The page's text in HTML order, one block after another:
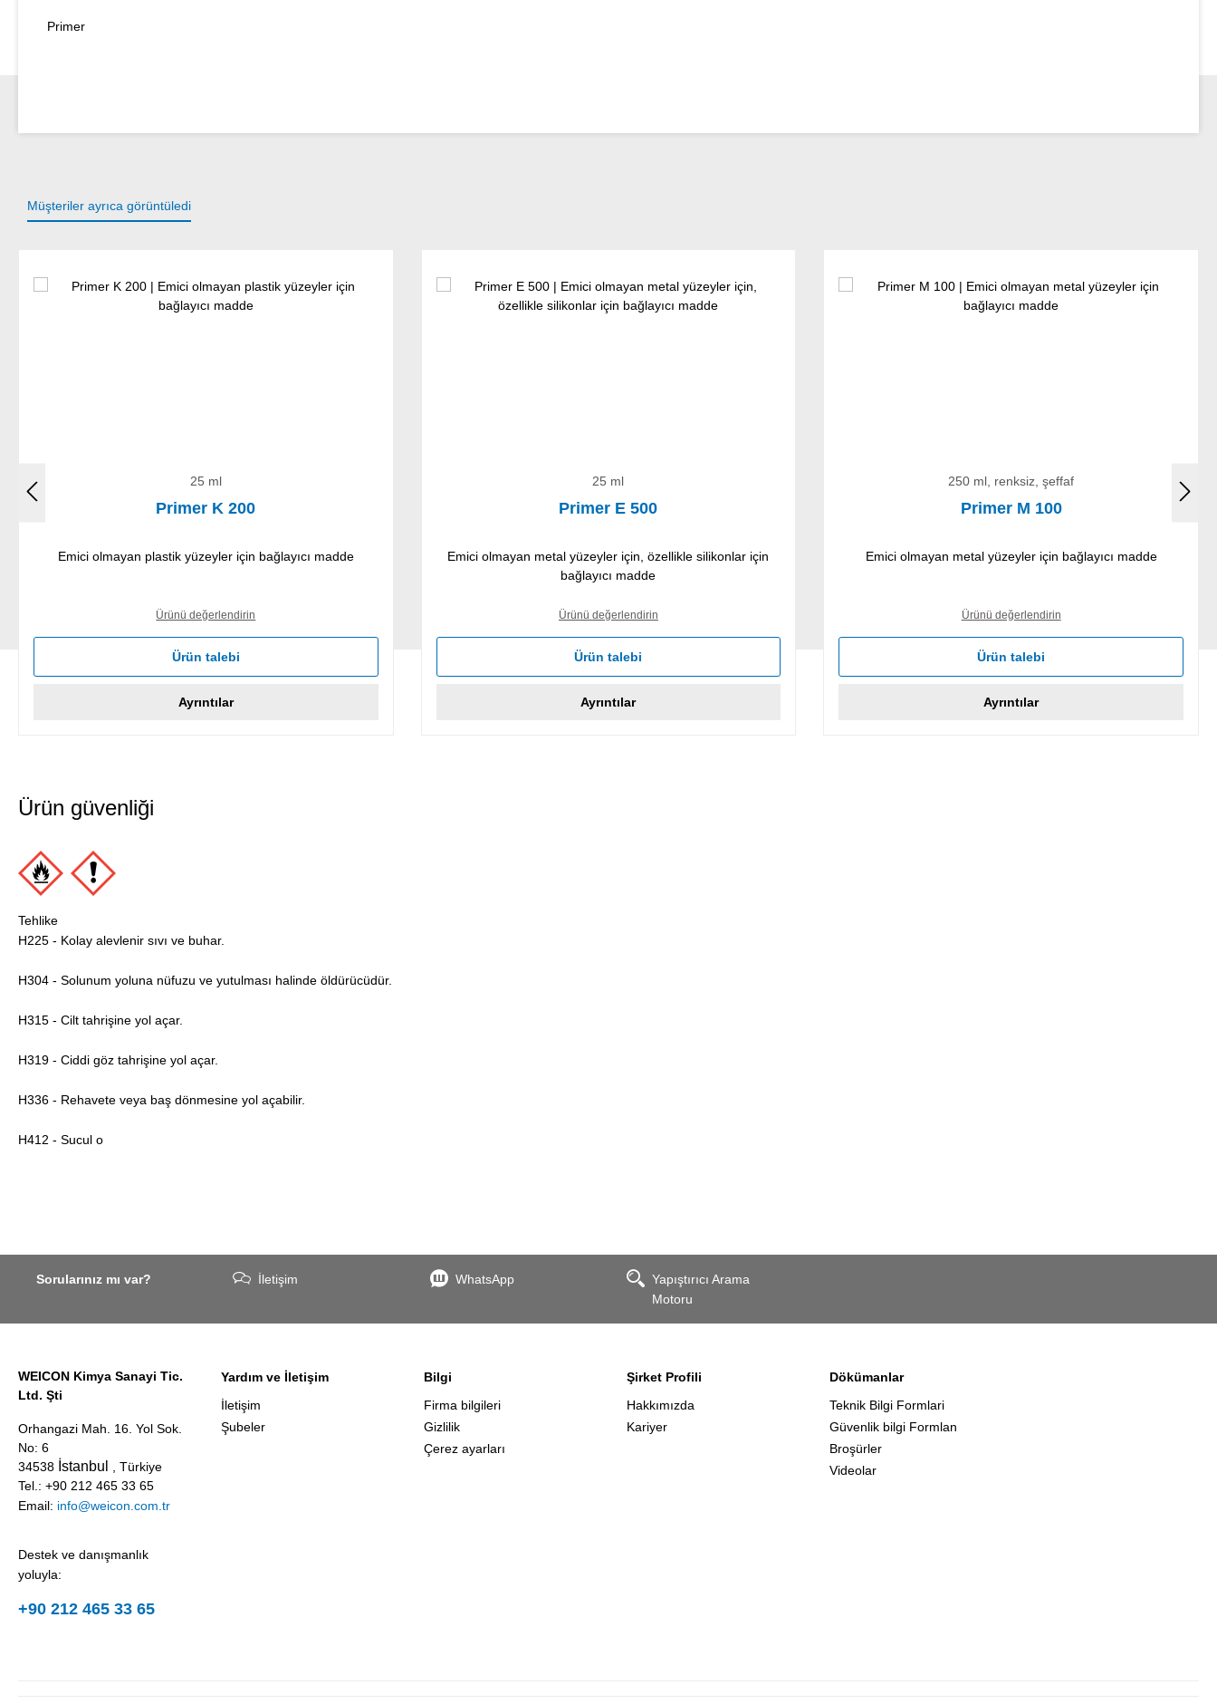
Primer
Müşteriler ayrıca görüntüledi
25 ml
Primer K 200
Emici olmayan plastik yüzeyler için bağlayıcı madde
Ürünü değerlendirin
Ürün talebi
Ayrıntılar
25 ml
Primer E 500
Emici olmayan metal yüzeyler için, özellikle silikonlar için
bağlayıcı madde
Ürünü değerlendirin
Ürün talebi
Ayrıntılar
250 ml, renksiz, şeffaf
Primer M 100
Emici olmayan metal yüzeyler için bağlayıcı madde
Ürünü değerlendirin
Ürün talebi
Ayrıntılar
Ürün güvenliği
Tehlike
H225 - Kolay alevlenir sıvı ve buhar.
H304 - Solunum yoluna nüfuzu ve yutulması halinde öldürücüdür.
H315 - Cilt tahrişine yol açar.
H319 - Ciddi göz tahrişine yol açar.
H336 - Rehavete veya baş dönmesine yol açabilir.
H412 - Sucul o
Sorularınız mı var? İletişim WhatsApp
Yapıştırıcı Arama
Motoru
WEICON Kimya Sanayi Tic.
Ltd. Şti
Orhangazi Mah. 16. Yol Sok.
No: 6
34538 İstanbul
, Türkiye
Tel.: +90 212 465 33 65
Email: info@weicon.com.tr
Destek ve danışmanlık
yoluyla:
+90 212 465 33 65
Yardım ve İletişim
İletişim
Şubeler
Bilgi
Firma bilgileri
Gizlilik
Çerez ayarları
Şirket Profili
Hakkımızda
Kariyer
Dökümanlar
Teknik Bilgi Formlari
Güvenlik bilgi Formlan
Broşürler
Videolar